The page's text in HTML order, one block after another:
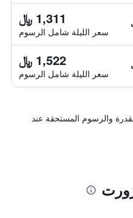
1,311 ﷼
سعر الليلة شامل الرسوم
1,522 ﷼
سعر الليلة شامل الرسوم
والرسوم المستحقة عند